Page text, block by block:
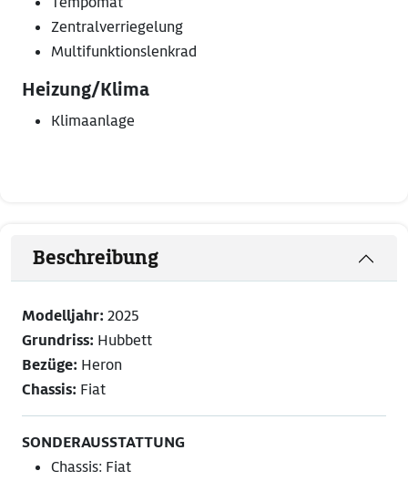
Zentralverriegelung
Multifunktionslenkrad
Heizung/Klima
Klimaanlage
Beschreibung
Modelljahr: 2025
Grundriss: Hubbett
Bezüge: Heron
Chassis: Fiat
SONDERAUSSTATTUNG
Chassis: Fiat